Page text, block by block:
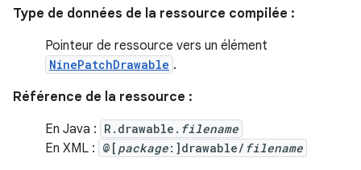
Type de données de la ressource compilée :
Pointeur de ressource vers un élément
NinePatchDrawable .
Référence de la ressource :
En Java : R.drawable. filename
En XML : @[ package:]drawable/ filename